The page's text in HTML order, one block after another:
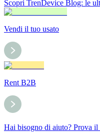
Scopri TrenDevice Blog: le
Vendi il tuo usato
Rent B2B
Hai bisogno di aiuto? Prova